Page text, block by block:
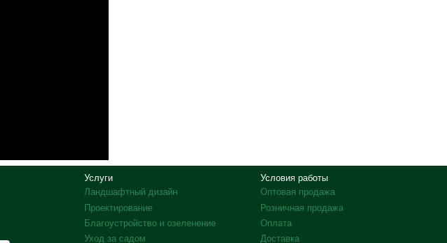
Услуги
Ландшафтный дизайн
Проектирование
Благоустройство и озеленение
Уход за садом
Условия работы
Оптовая продажа
Розничная продажа
Оплата
Доставка